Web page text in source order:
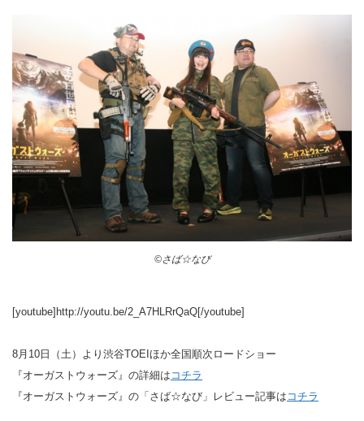
©さば☆なび
[youtube]http://youtu.be/2_A7HLRrQaQ[/youtube]
8月10日（土）より渋谷TOEIほか全国順次ロードショー
『オーガストウォーズ』の詳細は コチラ
『オーガストウォーズ』の「さば☆なび」レビュー記事は コチラ